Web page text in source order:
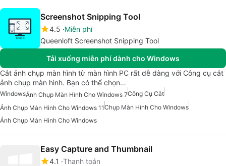
Screenshot Snipping Tool
4.5 Miễn phí
Queenloft Screenshot Snipping Tool
Tải xuống miễn phí dành cho Windows
Cắt ảnh chụp màn hình từ màn hình PC rất dễ dàng với Công cụ cắt
ảnh chụp màn hình. Bạn có thể chọn…
WindowsẢnh Chụp Màn Hình Cho Windows 7Công Cụ Cắt
Ảnh Chụp Màn Hình Cho Windows 11Chụp Màn Hình Cho Windows
Ảnh Chụp Màn Hình Cho Windows
Easy Capture and Thumbnail
4.1 Thanh toán